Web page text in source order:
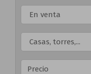
Precio